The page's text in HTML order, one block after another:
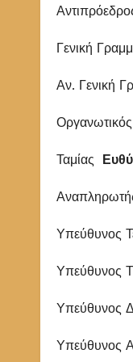
Γενική
Αν. Γενική
Ταμίας
Υπεύθυνος
Υπεύθυνος
Υπεύθυνος
Υπεύθυνος